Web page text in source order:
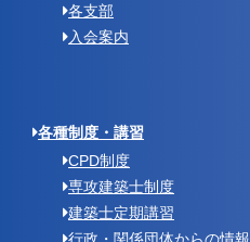
各支部
入会案内
各種制度・講習
CPD制度
専攻建築士制度
建築士定期講習
行政・関係団体からの情報